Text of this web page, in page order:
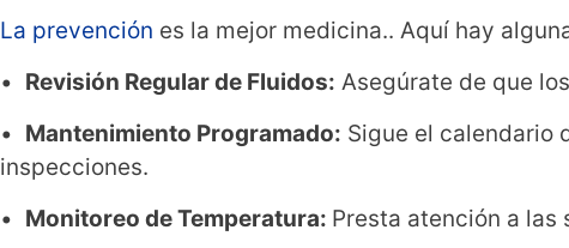
La prevención es la mejor medicina.. Aquí hay
• Revisión Regular de Fluidos: Asegúrate de que
• Mantenimiento Programado: Sigue el calendario
inspecciones.
• Monitoreo de Temperatura: Presta atención a